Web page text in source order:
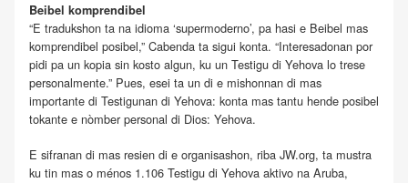
Beibel komprendibel
“E tradukshon ta na idioma ‘supermoderno’, pa hasi e Beibel mas
komprendibel posibel,” Cabenda ta sigui konta. “Interesadonan por
pidi pa un kopia sin kosto algun, ku un Testigu di Yehova lo trese
personalmente.” Pues, esei ta un di e mishonnan di mas
importante di Testigunan di Yehova: konta mas tantu hende posibel
tokante e nòmber personal di Dios: Yehova.
E sifranan di mas resien di e organisashon, riba JW.org, ta mustra
ku tin mas o ménos 1.106 Testigu di Yehova aktivo na Aruba,